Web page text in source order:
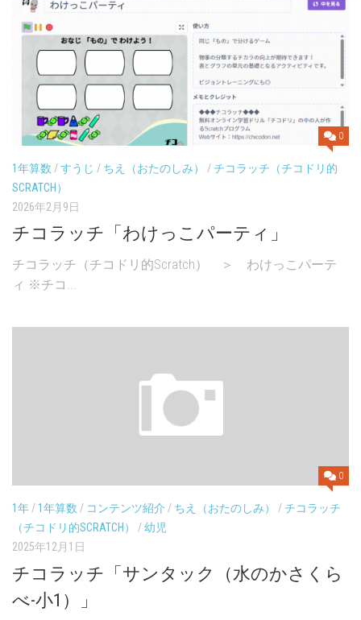
0
1年算数 /すうじ / ちえ（おたのしみ） /チコラッチ（チコドリ的
SCRATCH）
2026年2月9日
チコラッチ「わけっこパーティ」
チコラッチ（チコドリ的Scratch） ＞ わけっこパーテ
ィ ※チコ...
0
1年/ 1年算数 / コンテンツ紹介 / ちえ（おたのしみ） /チコラッチ
（チコドリ的SCRATCH）
/幼児
2025年12月1日
チコラッチ「サンタック（水のかさくら
べ-小1）」